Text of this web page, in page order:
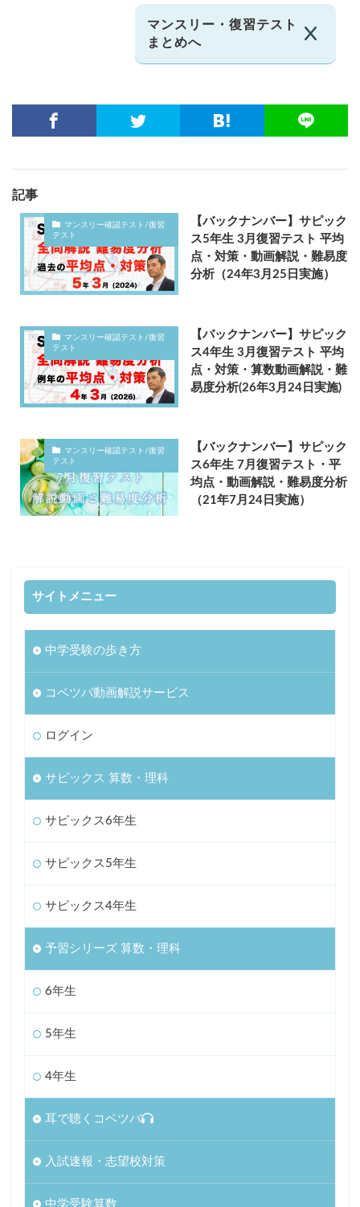
マンスリー・復習テスト
まとめへ
記事
マンスリー確認テスト/復習
テスト
【バックナンバー】サピック
ス5年生 3月復習テスト 平均
点・対策・動画解説・難易度
分析（24年3月25日実施）
マンスリー確認テスト/復習
テスト
【バックナンバー】サピック
ス4年生 3月復習テスト 平均
点・対策・算数動画解説・難
易度分析(26年3月24日実施)
マンスリー確認テスト/復習
テスト
【バックナンバー】サピック
ス6年生 7月復習テスト・平
均点・動画解説・難易度分析
（21年7月24日実施）
サイトメニュー
中学受験の歩き方
コベツバ動画解説サービス
ログイン
サピックス 算数・理科
サピックス6年生
サピックス5年生
サピックス4年生
予習シリーズ 算数・理科
6年生
5年生
4年生
耳で聴くコベツバ
入試速報・志望校対策
中学受験算数